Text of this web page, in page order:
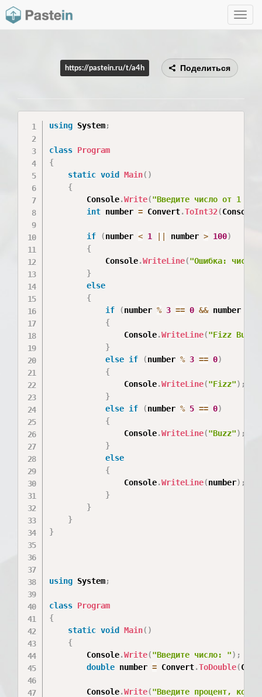
Toggle
https://pastein.ru/t/a4h Поделиться
using System;
class Program
{
static void Main( )
{
        Console
.Write("Введите число от 1 до
int number = Convert.ToInt32(Console
if (number < 1 number > 100)
{
            Console
.WriteLine("Ошибка: число
}
else
{
if
(number % 3 == 0 && number
{
                Console
.WriteLine("Fizz Buzz"
}
else if (number % 3 == 0)
{
                Console
.WriteLine("Fizz") ;
}
else if (number % 5 == 0)
{
                Console
.WriteLine("Buzz") ;
}
else
{
                Console
.WriteLine(number) ;
}
}
}
}
using System;
class Program
{
static void Main( )
{
        Console
.Write("Введите число: ") ;
double number = Convert.ToDouble(
        Console
.Write("Введите процент,